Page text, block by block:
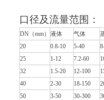
口径及流量范围：
DN （mm） 液体 气体
20
0.8-10 5-40
25
1-12 7.2-60
32
1.5-20 12-100
40
2-30 18-150
50
3-50 30-300